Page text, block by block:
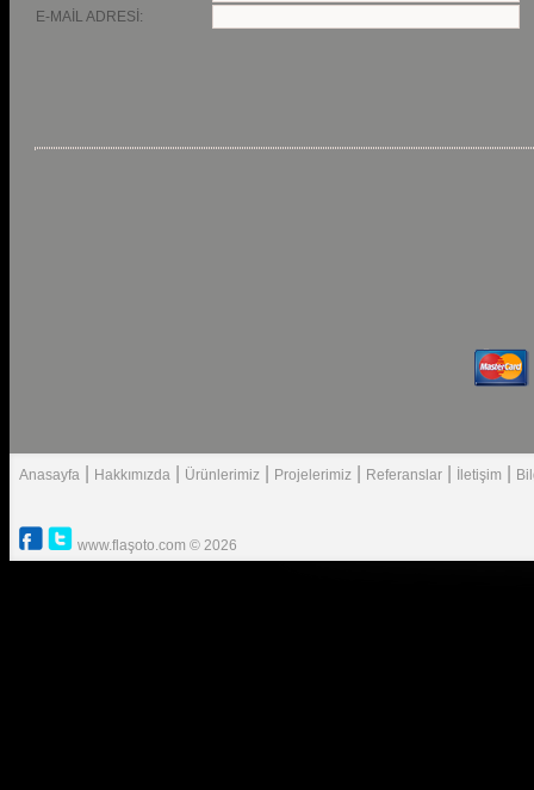
E-MAİL ADRESİ:
Anasayfa Hakkımızda Ürünlerimiz Projelerimiz Referanslar İletişim
www.flaşoto.com © 2026